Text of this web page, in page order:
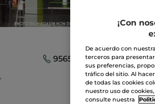
956591185
Déjate
Vegetal.
Cuidado
teléfono.
¡Con
De acuerdo con
terceros para
sus preferencias,
tráfico del sitio. Al
de todas las cookies
nuestro uso de
consulte nuestra